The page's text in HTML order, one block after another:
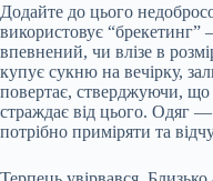
Додайте до цього
використовує
впевнений, чи влізе в
купує сукню на вечірку,
повертає, стверджуючи, що
страждає від цього. Одяг
потрібно приміряти та